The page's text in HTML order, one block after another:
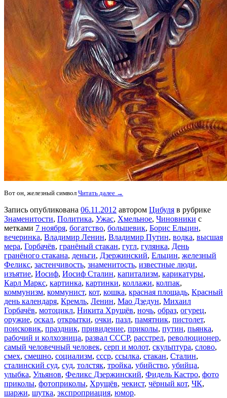
Вот он, железный символ Читать далее →
Запись опубликована 06.11.2012 автором Цибуля в рубрике
Знаменитости, Политика, Ужас, Хмельное, Чиновники с
метками 7 ноября, богатство, большевик, Борис Ельцин,
вечеринка, Владимир Ленин, Владимир Путин, водка, высшая
мера, Горбачёв, гранёный стакан, гугл, гулянка, День
гранёного стакана, деньги, Дзержинский, Ельцин, железный
Феликс, застенчивость, знаменитость, известные люди,
изъятие, Иосиф, Иосиф Сталин, капитализм, карикатуры,
Карл Маркс, картинка, картинки, коллажи, колпак,
коммунизм, коммунист, кот, кошка, красная площадь, Красный
день календаря, Кремль, Ленин, Мао Дзедун, Михаил
Горбачёв, мотоцикл, Никита Хрущёв, ночь, образ, огурец,
оружие, оскал, открытки, очки, пазл, памятник, пистолет,
поисковик, праздник, привидение, приколы, путин, пьянка,
рабочий и колхозница, развал СССР, расстрел, революционер,
самый человечный человек, серп и молот, скульптура, слово,
смех, смешно, социализм, ссср, ссылка, стакан, Сталин,
сталинский суд, суд, толстяк, тройка, убийство, убийца,
улыбка, Ульянов, Феликс Дзержинский, Фидель Кастро, фото
приколы, фотоприколы, Хрущёв, чекист, чёрный кот, ЧК,
шаржи, шутка, экспроприация, юмор.